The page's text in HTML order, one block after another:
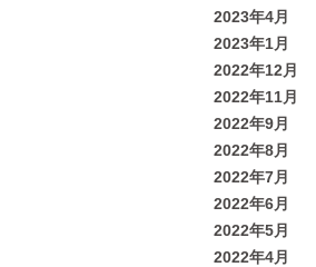
2023年4月
2023年1月
2022年12月
2022年11月
2022年9月
2022年8月
2022年7月
2022年6月
2022年5月
2022年4月